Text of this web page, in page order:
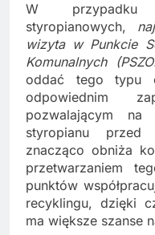
W przypadku
styropianowych,
wizyta w Punkcie
Komunalnych
oddać tego typu
odpowiednim
pozwalającym na
styropianu przed
znacząco obniża
przetwarzaniem
punktów
recyklingu, dzięki
ma większe szanse